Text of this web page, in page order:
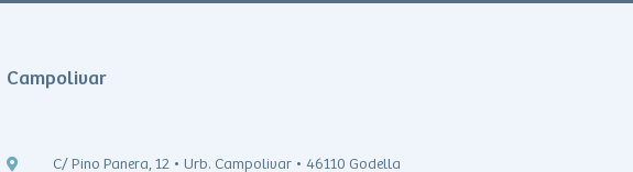
Campolivar
C/ Pino Panera, 12 • Urb. Campolivar • 46110 Godella